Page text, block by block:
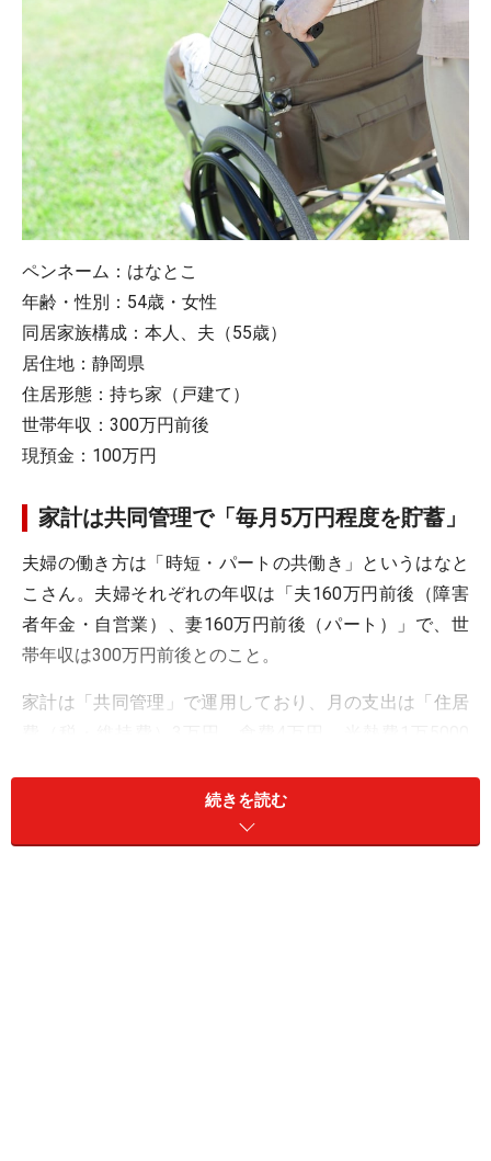
ペンネーム：はなとこ
年齢・性別：54歳・女性
同居家族構成：本人、夫（55歳）
居住地：静岡県
住居形態：持ち家（戸建て）
世帯年収：300万円前後
現預金：100万円
家計は共同管理で「毎月5万円程度を貯蓄」
夫婦の働き方は「時短・パートの共働き」というはなと
こさん。夫婦それぞれの年収は「夫160万円前後（障害
者年金・自営業）、妻160万円前後（パート）」で、世
帯年収は300万円前後とのこと。
家計は「共同管理」で運用しており、月の支出は「住居
万円、車両費（ローン・税・維持費）3万円、日用品
代・雑費1万円、そのほか」とのこと。毎月「5万円程
続きを読む